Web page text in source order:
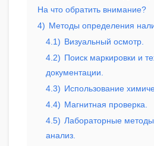
На что обратить внимание?
4) Методы определения
4.1) Визуальный осмотр.
4.2) Поиск маркировки и
документации.
4.3) Использование
4.4) Магнитная проверка.
4.5) Лабораторные
анализ.